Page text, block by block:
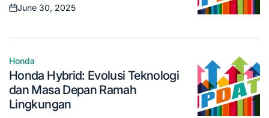
Posted
June 30, 2025
Posted
in
Honda
Honda Hybrid: Evolusi Teknologi
dan Masa Depan Ramah
Lingkungan